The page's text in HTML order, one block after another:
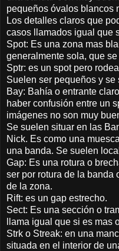
pequeños óvalos blancos
Los detalles claros que
casos llamados igual que
Spot: Es una zona mas
generalmente sola, que
Sptr: es un spot pero
Suelen ser pequeños y
Bay: Bahía o entrante
haber confusión entre un
imágenes no son muy
Se suelen situar en las
Nick. Es como una
una banda. Se suelen
Gap: Es una rotura o
ser por rotura de la banda
de la zona.
Rift: es un gap estrecho.
Sect: Es una sección o
llama igual que si es mas
Strk o Streak: en una
situada en el interior de